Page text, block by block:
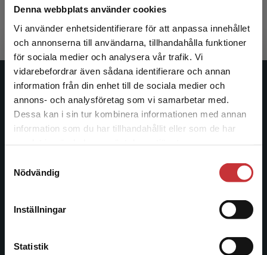
Denna webbplats använder cookies
Vi använder enhetsidentifierare för att anpassa innehållet
och annonserna till användarna, tillhandahålla funktioner
för sociala medier och analysera vår trafik. Vi
vidarebefordrar även sådana identifierare och annan
information från din enhet till de sociala medier och
annons- och analysföretag som vi samarbetar med.
Dessa kan i sin tur kombinera informationen med annan
information som du har tillhandahållit eller som de har
Nödvändig
Inställningar
Statistik
Begränsad fraktregion
Det verkar som att du besöker
studentlitteratur.se via en enhet utanför Sverige.
Vi erbjuder inte leveranser utanför Sverige. För
att kunna slutföra ett köp måste
516 kr inkl. moms
Studentlitteratur
Studentlitteratur grundades 1963 och är idag Sveriges
ledande utbildningsförlag. Med läromedel, kurslitteratur,
facklitteratur, utbildningar och digitala
informationstjänster i utbudet, finns Studentlitteratur med
längs hela kunskapsresan.
Kontakta oss